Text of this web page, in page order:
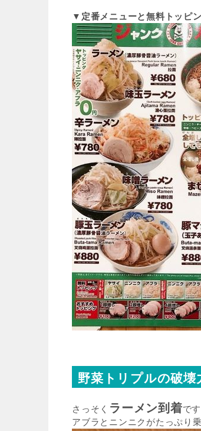
▼定番メニューと無料トッピ
野菜トリプルの破壊
さっそく ラーメン到着です
アブラとニンニクがたっぷり